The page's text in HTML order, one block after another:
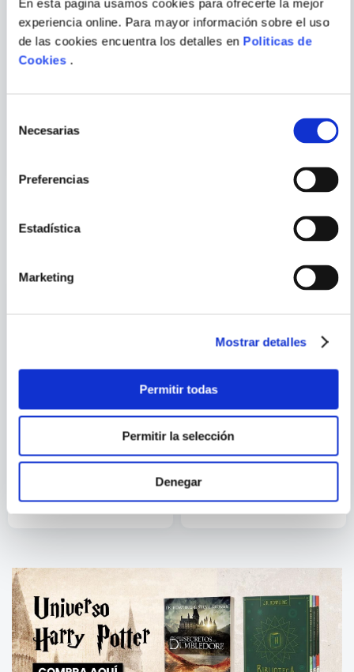
En esta pagina usamos cookies para ofrecerte la mejor
experiencia online. Para mayor información sobre el uso
de las cookies encuentra los detalles en Politicas de
Cookies.
Necesarias
Preferencias
Estadística
Marketing
Mostrar detalles
Permitir todas
Permitir la selección
Denegar
PORQUE TAMBIÉN
VER TODOS
JANIS JOPLIN
BOWIE. AMANDO AL